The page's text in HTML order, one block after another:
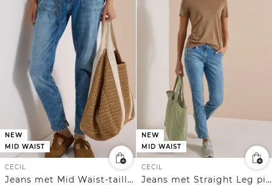
NEW
MID WAIST
CECIL
Jeans met Mid Waist-taille en Slim Leg-pijpen in casual pasvorm
NEW
MID WAIST
CECIL
Jeans met Straight Leg pijpen en luipaardprint-piping